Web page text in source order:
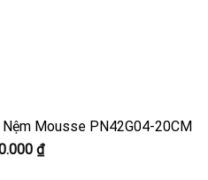
Mousse PN42G04-20CM
₫Giá